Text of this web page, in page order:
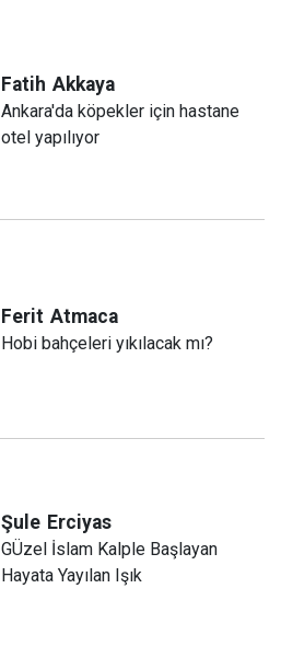
Fatih Akkaya
Ankara'da köpekler için hastane
otel yapılıyor
Ferit Atmaca
Hobi bahçeleri yıkılacak mı?
Şule Erciyas
GÜzel İslam Kalple Başlayan
Hayata Yayılan Işık